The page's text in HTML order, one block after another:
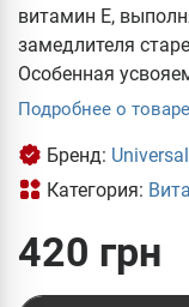
витамин Е,
замедлителя
Особенная
Подробнее о товаре
Бренд:
Категория:
420 грн